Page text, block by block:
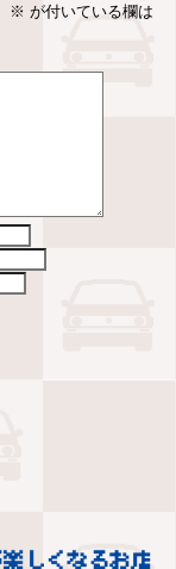
※ が付いている欄は